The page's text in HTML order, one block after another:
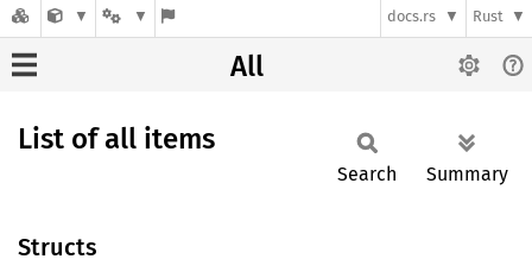
docs.rs Rust
All
List of all items
Search Summary
Structs